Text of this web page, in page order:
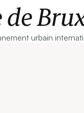
de
urbain